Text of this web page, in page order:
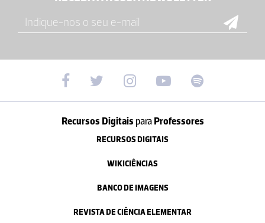
Recursos Digitais paraProfessores
RECURSOS DIGITAIS
WIKICIÊNCIAS
BANCO DE IMAGENS
REVISTA DE CIÊNCIA ELEMENTAR